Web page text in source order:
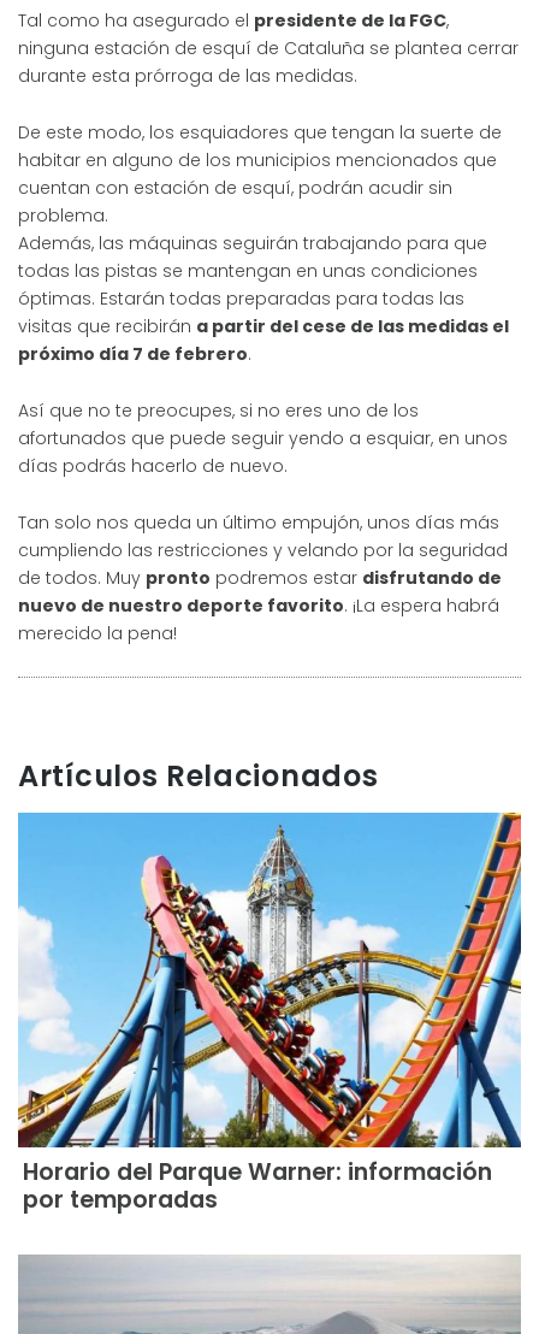
Tal como ha asegurado el presidente de la FGC,
ninguna estación de esquí de Cataluña se plantea cerrar
durante esta prórroga de las medidas.
De este modo, los esquiadores que tengan la suerte de
habitar en alguno de los municipios mencionados que
cuentan con estación de esquí, podrán acudir sin
problema.
Además, las máquinas seguirán trabajando para que
todas las pistas se mantengan en unas condiciones
óptimas. Estarán todas preparadas para todas las
visitas que recibirán a partir del cese de las medidas el
próximo día 7 de febrero.
Así que no te preocupes, si no eres uno de los
afortunados que puede seguir yendo a esquiar, en unos
días podrás hacerlo de nuevo.
Tan solo nos queda un último empujón, unos días más
cumpliendo las restricciones y velando por la seguridad
de todos. Muy pronto podremos estar disfrutando de
nuevo de nuestro deporte favorito. ¡La espera habrá
merecido la pena!
Artículos Relacionados
Horario del Parque Warner: información
por temporadas